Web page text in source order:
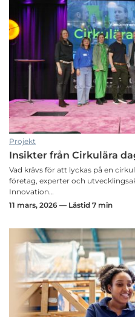
Projekt
Insikter från Cirkulära
Vad krävs för att lyckas på en
företag, experter och
Innovation…
11 mars, 2026 — Lästid 7 min